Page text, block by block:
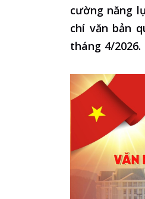
cường năng
chí văn bản
tháng 4/2026.